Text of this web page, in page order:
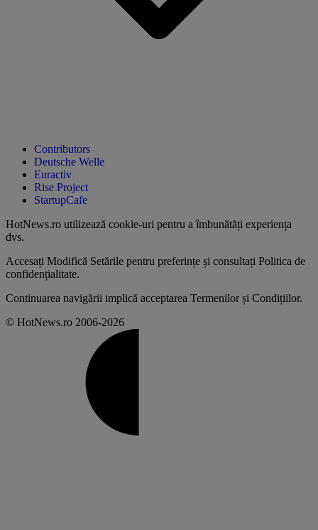
Contributors
Deutsche Welle
Euractiv
Rise Project
StartupCafe
HotNews.ro utilizează cookie-uri pentru a îmbunătăți experiența
dvs.
Accesați Modifică Setările pentru preferințe și consultați Politica de
confidențialitate.
Continuarea navigării implică acceptarea Termenilor și Condițiilor.
© HotNews.ro 2006-2026